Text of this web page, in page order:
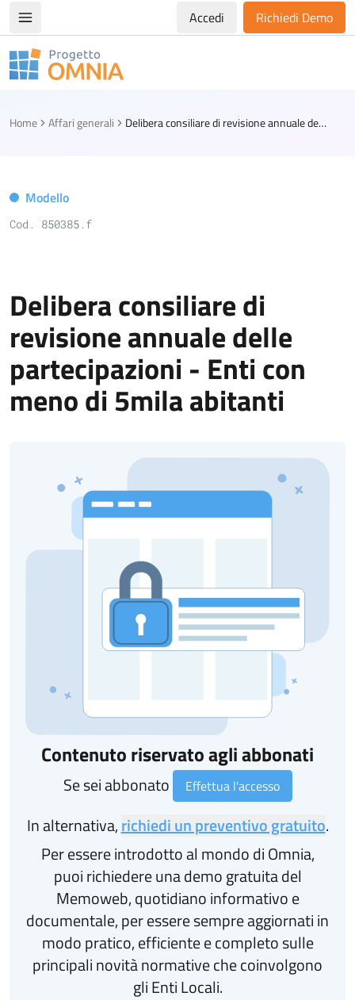
Apri/chiudi menù di navigazioneAccedi Richiedi Demo
Progetto Omnia
Home Affari generali Delibera consiliare di revisione annuale delle partecipazioni - Enti con meno di 5mila abitanti
Modello
Cod. 850385.f
Delibera consiliare di
revisione annuale delle
partecipazioni - Enti con
meno di 5mila abitanti
Contenuto riservato agli abbonati
Se sei abbonato Effettua l'accesso
In alternativa,richiedi un preventivo gratuito.
Per essere introdotto al mondo di Omnia,
puoi richiedere una demo gratuita del
Memoweb, quotidiano informativo e
documentale, per essere sempre aggiornati in
modo pratico, efficiente e completo sulle
principali novità normative che coinvolgono
gli Enti Locali.